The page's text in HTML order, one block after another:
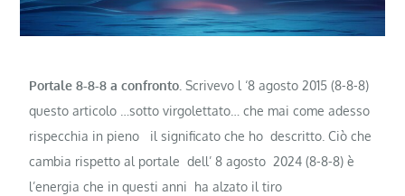
Portale 8-8-8 a confronto. Scrivevo l ‘8 agosto 2015 (8-8-8)
questo articolo …sotto virgolettato… che mai come adesso
rispecchia in pieno il significato che ho descritto. Ciò che
cambia rispetto al portale dell’ 8 agosto 2024 (8-8-8) è
l’energia che in questi anni ha alzato il tiro